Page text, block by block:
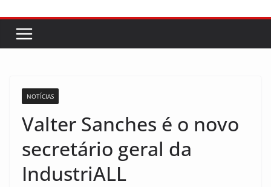
NOTÍCIAS
Valter Sanches é o novo
secretário geral da
IndustriALL